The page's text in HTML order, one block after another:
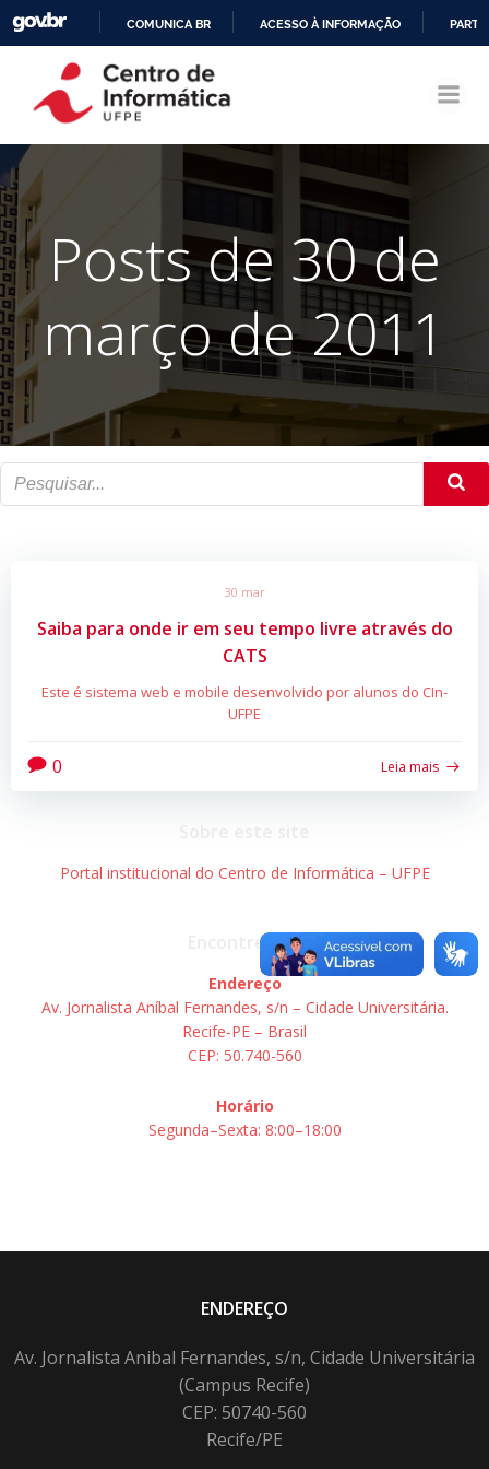
CONTEÚDO
COMUNICA BR ACESSO À INFORMAÇÃO
Posts de 30 de
março de 2011
30 mar
Saiba para onde ir em seu tempo livre através do
CATS
Este é sistema web e mobile desenvolvido por alunos do CIn-
UFPE
0 Leia mais
Portal institucional do Centro de Informática – UFPE
Encontre-nos
Endereço
Av. Jornalista Aníbal Fernandes, s/n – Cidade Universitária.
Recife-PE – Brasil
CEP: 50.740-560
Horário
Segunda–Sexta: 8:00–18:00
ENDEREÇO
Av. Jornalista Anibal Fernandes, s/n, Cidade Universitária
(Campus Recife)
CEP: 50740-560
Recife/PE